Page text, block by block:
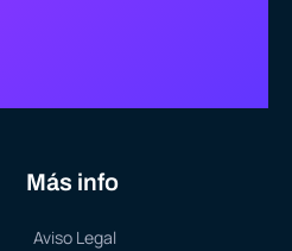
Más info
Aviso Legal